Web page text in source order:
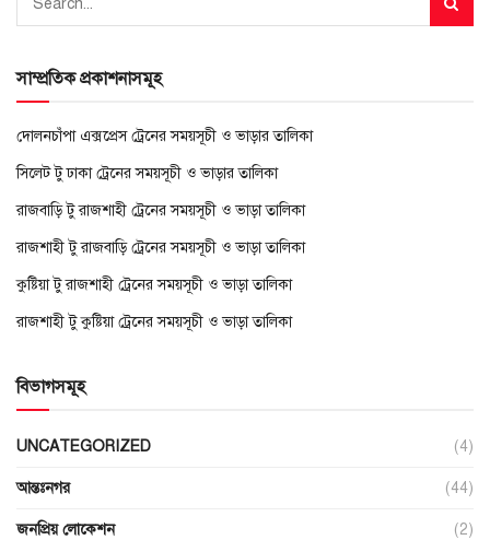
সাম্প্রতিক প্রকাশনাসমূহ
দোলনচাঁপা এক্সপ্রেস ট্রেনের সময়সূচী ও ভাড়ার তালিকা
সিলেট টু ঢাকা ট্রেনের সময়সূচী ও ভাড়ার তালিকা
রাজবাড়ি টু রাজশাহী ট্রেনের সময়সূচী ও ভাড়া তালিকা
রাজশাহী টু রাজবাড়ি ট্রেনের সময়সূচী ও ভাড়া তালিকা
কুষ্টিয়া টু রাজশাহী ট্রেনের সময়সূচী ও ভাড়া তালিকা
রাজশাহী টু কুষ্টিয়া ট্রেনের সময়সূচী ও ভাড়া তালিকা
বিভাগসমূহ
UNCATEGORIZED (4)
আন্তঃনগর (44)
জনপ্রিয় লোকেশন (2)